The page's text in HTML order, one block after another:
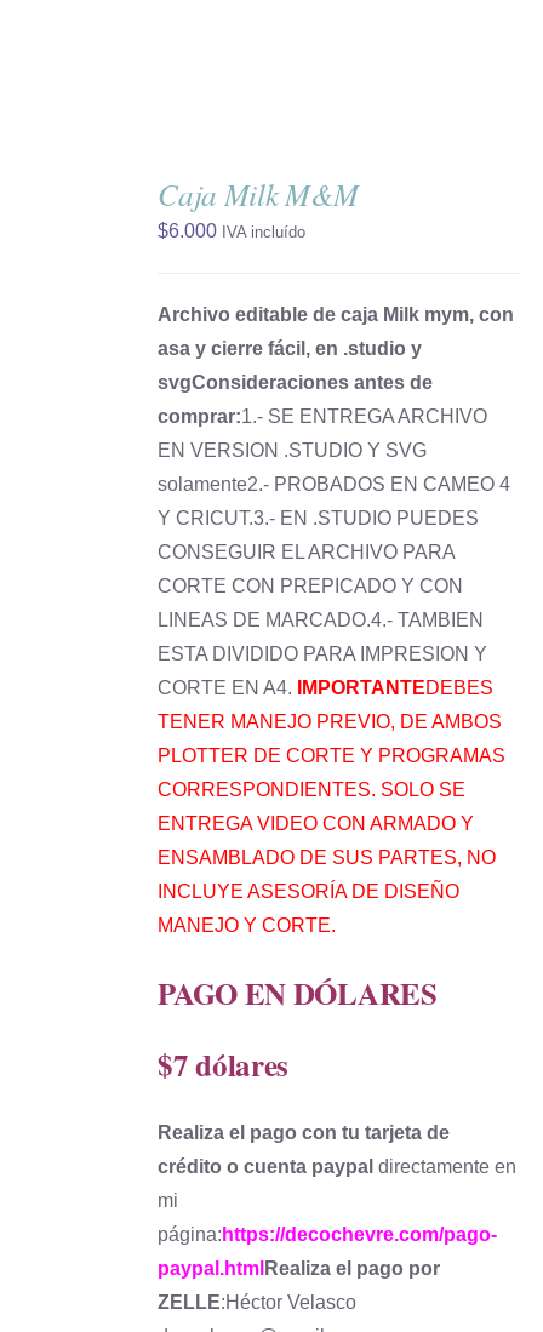
Caja Milk M&M
$6.000 IVA incluído
Archivo editable de caja Milk mym, con
asa y cierre fácil, en .studio y
svgConsideraciones antes de
comprar:1.- SE ENTREGA ARCHIVO
EN VERSION .STUDIO Y SVG
solamente2.- PROBADOS EN CAMEO 4
Y CRICUT.3.- EN .STUDIO PUEDES
CONSEGUIR EL ARCHIVO PARA
CORTE CON PREPICADO Y CON
LINEAS DE MARCADO.4.- TAMBIEN
ESTA DIVIDIDO PARA IMPRESION Y
CORTE EN A4.
IMPORTANTEDEBES
TENER MANEJO PREVIO, DE AMBOS
PLOTTER DE CORTE Y PROGRAMAS
CORRESPONDIENTES. SOLO SE
ENTREGA VIDEO CON ARMADO Y
ENSAMBLADO DE SUS PARTES, NO
INCLUYE ASESORÍA DE DISEÑO
MANEJO Y CORTE.
PAGO EN DÓLARES
$7 dólares
Realiza el pago con tu tarjeta de
crédito o cuenta paypal directamente en
mi
página: https://decochevre.com/pago-
paypal.html Realiza el pago por
ZELLE:Héctor Velasco